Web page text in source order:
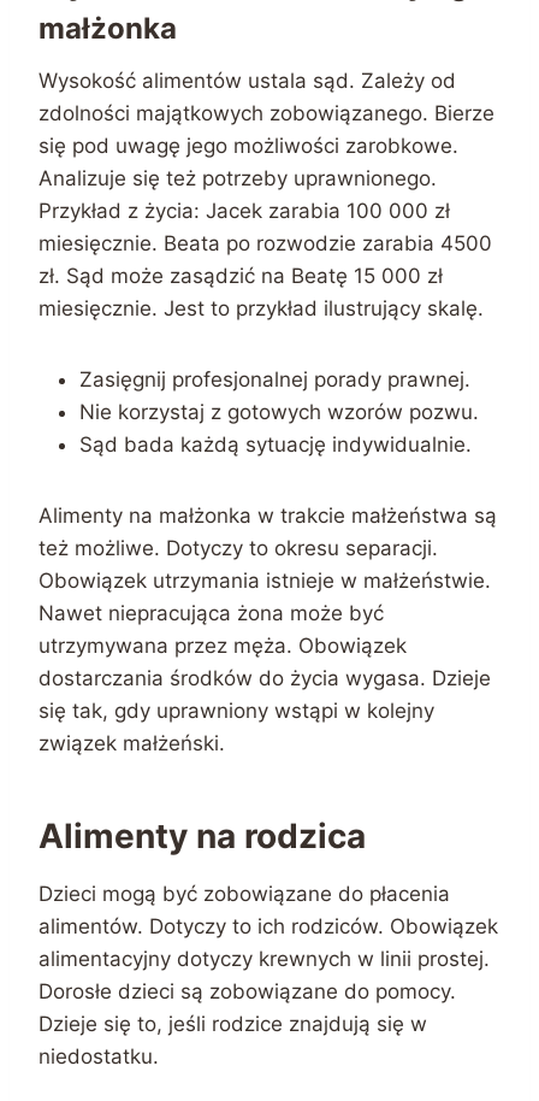
małżonka
Wysokość alimentów ustala sąd. Zależy od
zdolności majątkowych zobowiązanego. Bierze
się pod uwagę jego możliwości zarobkowe.
Analizuje się też potrzeby uprawnionego.
Przykład z życia: Jacek zarabia 100 000 zł
miesięcznie. Beata po rozwodzie zarabia 4500
zł. Sąd może zasądzić na Beatę 15 000 zł
miesięcznie. Jest to przykład ilustrujący skalę.
Zasięgnij profesjonalnej porady prawnej.
Nie korzystaj z gotowych wzorów pozwu.
Sąd bada każdą sytuację indywidualnie.
Alimenty na małżonka w trakcie małżeństwa są
też możliwe. Dotyczy to okresu separacji.
Obowiązek utrzymania istnieje w małżeństwie.
Nawet niepracująca żona może być
utrzymywana przez męża. Obowiązek
dostarczania środków do życia wygasa. Dzieje
się tak, gdy uprawniony wstąpi w kolejny
związek małżeński.
Alimenty na rodzica
Dzieci mogą być zobowiązane do płacenia
alimentów. Dotyczy to ich rodziców. Obowiązek
alimentacyjny dotyczy krewnych w linii prostej.
Dorosłe dzieci są zobowiązane do pomocy.
Dzieje się to, jeśli rodzice znajdują się w
niedostatku.